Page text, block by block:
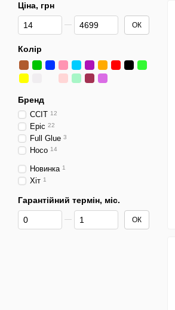
Ціна, грн
Від Ціна, грн
До Ціна, грн ОК
Колір
Бренд
CCIT 12
Epic 22
Full Glue 3
Hoco 14
Новинка 1
Хіт 1
Гарантійний термін, міс.
Від Гарантійний термін, міс.
До Гарантійний термін, міс. ОК